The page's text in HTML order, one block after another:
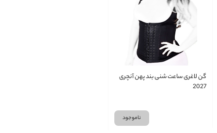
گن لاغری ساعت شنی بند پهن آنچری
2027
ناموجود